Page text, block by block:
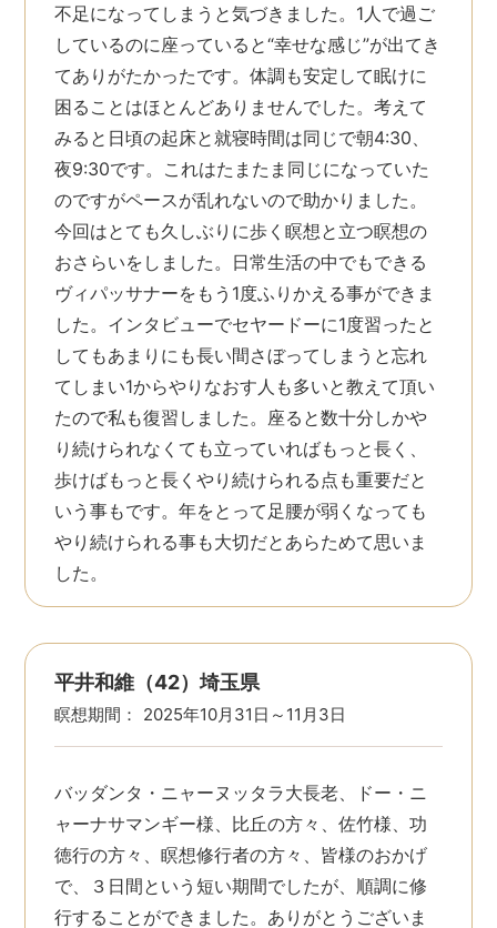
不足になってしまうと気づきました。1人で過ご
しているのに座っていると“幸せな感じ”が出てき
てありがたかったです。体調も安定して眠けに
困ることはほとんどありませんでした。考えて
みると日頃の起床と就寝時間は同じで朝4:30、
夜9:30です。これはたまたま同じになっていた
のですがペースが乱れないので助かりました。
今回はとても久しぶりに歩く瞑想と立つ瞑想の
おさらいをしました。日常生活の中でもできる
ヴィパッサナーをもう1度ふりかえる事ができま
した。インタビューでセヤードーに1度習ったと
してもあまりにも長い間さぼってしまうと忘れ
てしまい1からやりなおす人も多いと教えて頂い
たので私も復習しました。座ると数十分しかや
り続けられなくても立っていればもっと長く、
歩けばもっと長くやり続けられる点も重要だと
いう事もです。年をとって足腰が弱くなっても
やり続けられる事も大切だとあらためて思いま
した。
平井和維（42）埼玉県
瞑想期間： 2025年10月31日～11月3日
バッダンタ・ニャーヌッタラ大長老、ドー・ニ
ャーナサマンギー様、比丘の方々、佐竹様、功
徳行の方々、瞑想修行者の方々、皆様のおかげ
で、３日間という短い期間でしたが、順調に修
行することができました。ありがとうございま